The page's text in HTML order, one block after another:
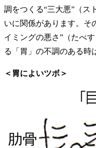
調をつくる“三大悪”（ス
いに関係があります。そ
イミングの悪さ”（たべ
る「胃」の不調のある時
＜胃によいツボ＞